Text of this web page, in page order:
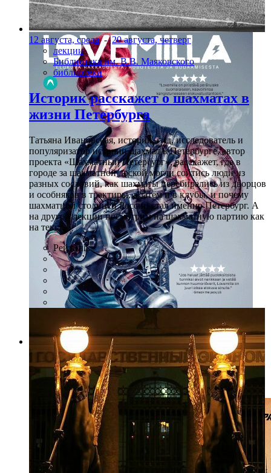
«Воссоединение»
Фото: avrora.spb.ru
«Лавмилла»
12 августа, среда-20 августа, четверг
лекции
Библиотека им. В.В. Маяковского
библиотеки
Историк расскажет о шахматах в
жизни Петербурга
Татьяна Ивановская, историк, гид, исследователь и
популяризатор истории шахмат в Петербурге, автор
проекта «Шахматный Петербург», расскажет, где в
городе за шахматной доской могли сойтись люди из
разных сословий, как шахматы перебирались из дворцов
и особняков в трактиры, а затем и в клубы, и почему
шахматной столицей России стал именно Петербург. А
на другой лекции посмотрим на шахматную партию как
на текст.
Рейтинг: